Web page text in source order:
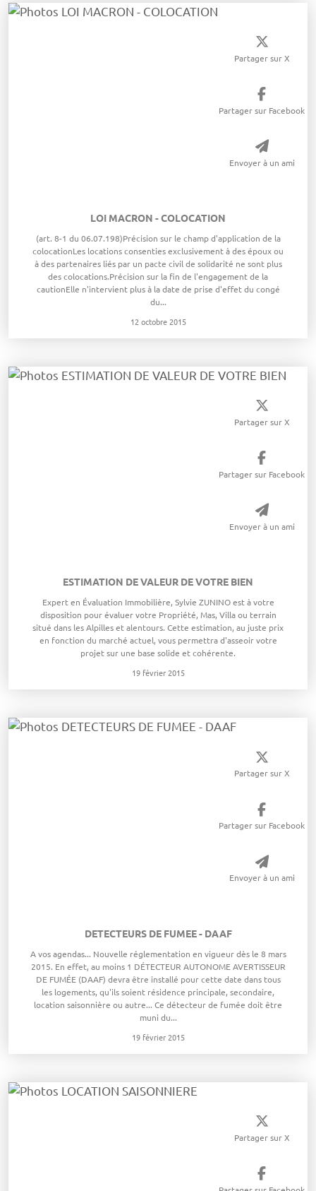
Partager sur X
Partager sur Facebook
Envoyer à un ami
LOI MACRON - COLOCATION
(art. 8-1 du 06.07.198)Précision sur le champ d'application de la
colocationLes locations consenties exclusivement à des époux ou
à des partenaires liés par un pacte civil de solidarité ne sont plus
des colocations.Précision sur la fin de l'engagement de la
cautionElle n'intervient plus à la date de prise d'effet du congé
du...
12 octobre 2015
Partager sur X
Partager sur Facebook
Envoyer à un ami
ESTIMATION DE VALEUR DE VOTRE BIEN
​Expert en Évaluation Immobilière, Sylvie ZUNINO est à votre
disposition pour évaluer votre Propriété, Mas, Villa ou terrain
situé dans les Alpilles et alentours. Cette estimation, au juste prix
en fonction du marché actuel, vous permettra d'asseoir votre
projet sur une base solide et cohérente.
19 février 2015
Partager sur X
Partager sur Facebook
Envoyer à un ami
DETECTEURS DE FUMEE - DAAF
​A vos agendas... Nouvelle réglementation en vigueur dès le 8 mars
2015. En effet, au moins 1 DÉTECTEUR AUTONOME AVERTISSEUR
DE FUMÉE (DAAF) devra être installé pour cette date dans tous
les logements, qu'ils soient résidence principale, secondaire,
location saisonnière ou autre... Ce détecteur de fumée doit être
muni du...
19 février 2015
Partager sur X